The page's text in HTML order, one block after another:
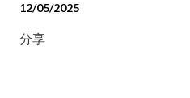
12/05/2025
分享